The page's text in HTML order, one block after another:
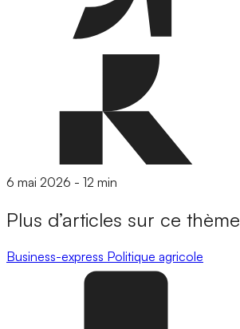
6 mai 2026 - 12 min
Plus d’articles sur ce thème
Business-express Politique agricole